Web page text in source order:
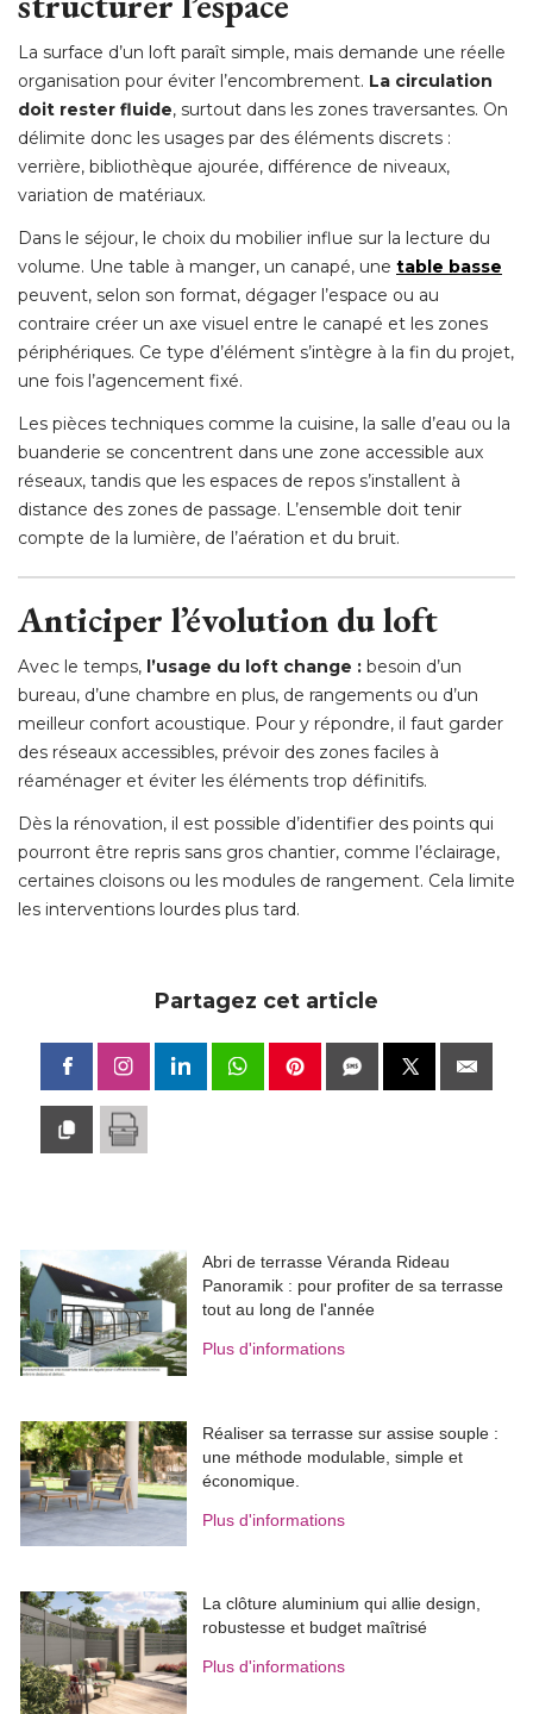
La surface d’un loft paraît simple, mais demande une réelle
organisation pour éviter l’encombrement. La circulation
doit rester fluide, surtout dans les zones traversantes. On
délimite donc les usages par des éléments discrets :
verrière, bibliothèque ajourée, différence de niveaux,
variation de matériaux.
Dans le séjour, le choix du mobilier influe sur la lecture du
volume. Une table à manger, un canapé, une table basse
peuvent, selon son format, dégager l’espace ou au
contraire créer un axe visuel entre le canapé et les zones
périphériques. Ce type d’élément s’intègre à la fin du projet,
une fois l’agencement fixé.
Les pièces techniques comme la cuisine, la salle d’eau ou la
buanderie se concentrent dans une zone accessible aux
réseaux, tandis que les espaces de repos s’installent à
distance des zones de passage. L’ensemble doit tenir
compte de la lumière, de l’aération et du bruit.
Anticiper l’évolution du loft
Avec le temps, l’usage du loft change : besoin d’un
bureau, d’une chambre en plus, de rangements ou d’un
meilleur confort acoustique. Pour y répondre, il faut garder
des réseaux accessibles, prévoir des zones faciles à
réaménager et éviter les éléments trop définitifs.
Dès la rénovation, il est possible d’identifier des points qui
pourront être repris sans gros chantier, comme l’éclairage,
certaines cloisons ou les modules de rangement. Cela limite
les interventions lourdes plus tard.
Partagez cet article
Abri de terrasse Véranda Rideau
Panoramik : pour profiter de sa terrasse
tout au long de l'année
Plus d'informations
Réaliser sa terrasse sur assise souple :
une méthode modulable, simple et
économique.
Plus d'informations
La clôture aluminium qui allie design,
robustesse et budget maîtrisé
Plus d'informations